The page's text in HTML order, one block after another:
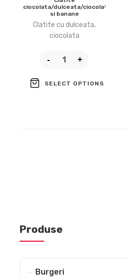
ciocolata/dulceata/ciocolata
si banane
Clatite cu dulceata,
ciocolata
SELECT OPTIONS
Produse
Burgeri